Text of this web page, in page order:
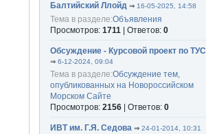
Балтийский Ллойд ⇒16-05-2025, 14:58
Тема в разделе:Объявления
Просмотров:1711 | Ответов:0
Обсуждение - Курсовой проект по ТУС
⇒6-12-2024, 09:04
Тема в разделе:Обсуждение тем,
опубликованных на Новороссийском
Морском Сайте
Просмотров:2156 | Ответов:0
ИВТ им. Г.Я. Седова ⇒24-01-2014, 10:31